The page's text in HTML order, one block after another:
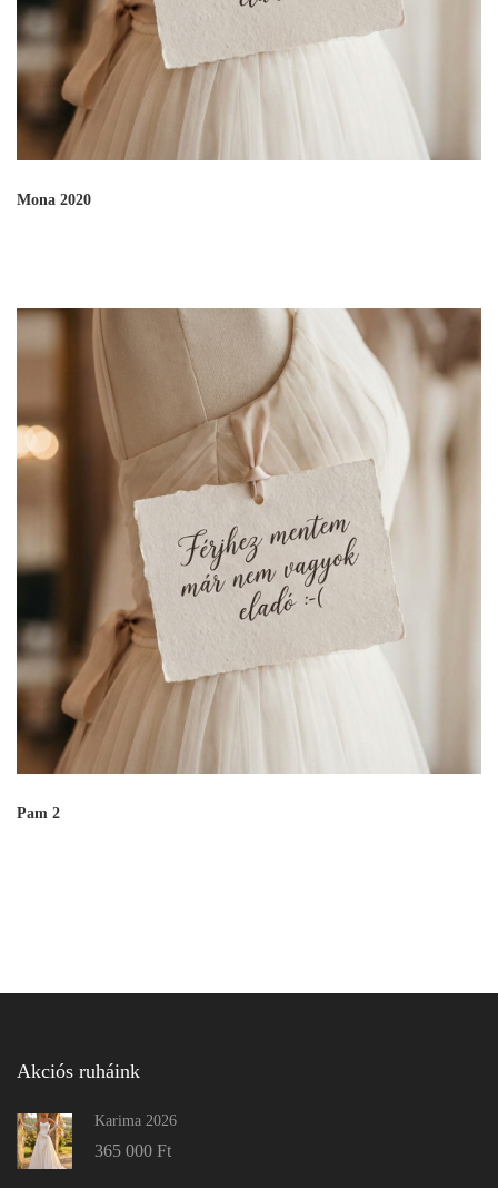
Mona 2020
Pam 2
Akciós ruháink
Karima 2026
365 000 Ft